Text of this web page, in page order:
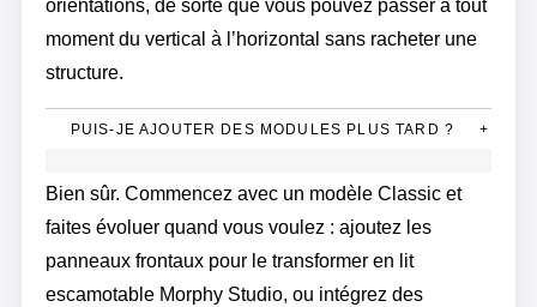
orientations, de sorte que vous pouvez passer à tout
moment du vertical à l’horizontal sans racheter une
structure.
PUIS-JE AJOUTER DES MODULES PLUS TARD ? +
Bien sûr. Commencez avec un modèle Classic et
faites évoluer quand vous voulez : ajoutez les
panneaux frontaux pour le transformer en lit
escamotable Morphy Studio, ou intégrez des